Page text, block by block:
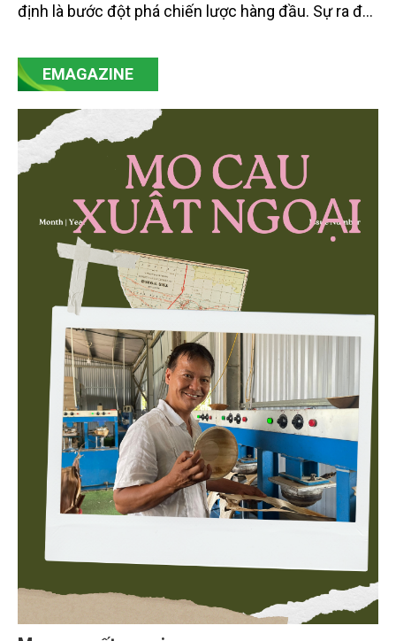
định là bước đột phá chiến lược hàng đầu. Sự ra đời
mạnh mẽ, thúc đẩy quá trình cải cách toàn diện,
minh bạch hóa chuỗi cung ứng và nâng cao hiệu
then chốt là nông nghiệp và môi trường.
EMAGAZINE